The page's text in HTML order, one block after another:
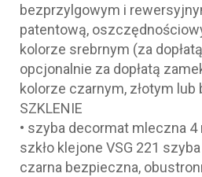
bezprzylgowym i
patentową,
kolorze srebrnym (za
opcjonalnie za dopłatą
kolorze czarnym, złotym lub
SZKLENIE
• szyba decormat mleczna 4
szkło klejone VSG 221
czarna bezpieczna,